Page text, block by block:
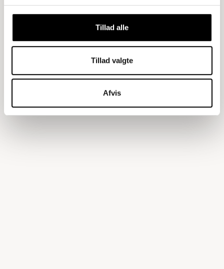
Tillad alle
Tillad valgte
Afvis